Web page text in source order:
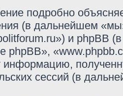
подробно
(в дальнейшем
и phpBB
phpBB»,
информацию,
сессий (в